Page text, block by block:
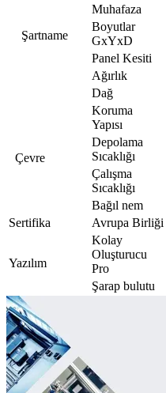
Şartname
Muhafaza
Boyutlar
GxYxD
Panel Kesiti
Ağırlık
Dağ
Çevre
Koruma
Yapısı
Depolama
Sıcaklığı
Çalışma
Sıcaklığı
Bağıl nem
Sertifika
Avrupa Birliği
Yazılım
Kolay
Oluşturucu
Pro
Şarap bulutu